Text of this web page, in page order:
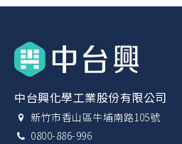
中台興化學工業股份有限公司
新竹市香山區牛埔南路105號
0800-886-996